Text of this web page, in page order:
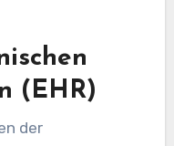
(EHR)
der